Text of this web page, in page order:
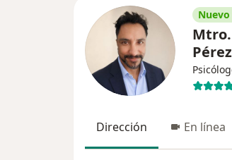
Mtro.
Pérez
Dirección En línea